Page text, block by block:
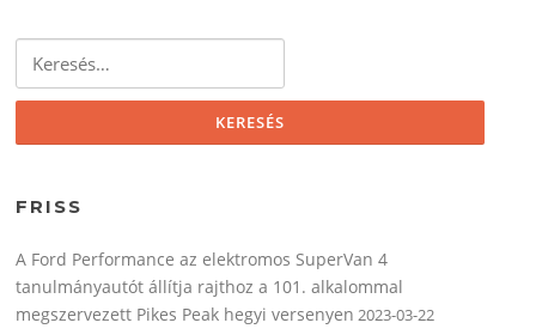
FRISS
A Ford Performance az elektromos SuperVan 4
tanulmányautót állítja rajthoz a 101. alkalommal
megszervezett Pikes Peak hegyi versenyen 2023-03-22